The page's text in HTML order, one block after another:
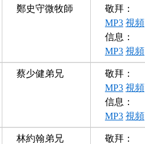
鄭史守微牧師
敬拜：
MP3 視頻
信息：
MP3 視頻
蔡少健弟兄
敬拜：
MP3 視頻
信息：
MP3 視頻
林約翰弟兄
敬拜：